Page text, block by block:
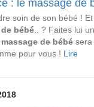
: le massage de
soin de son bébé !
bébé .. ? Faites lui
massage de bébé sera
pour vous ! Lire